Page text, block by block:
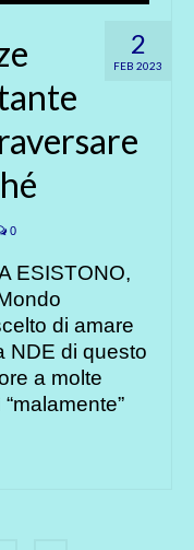
2
FEB 2023
0
ESISTONO,
di amare
NDE di questo
a molte